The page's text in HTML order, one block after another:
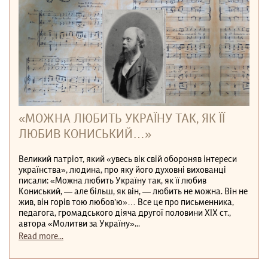
«МОЖНА ЛЮБИТЬ УКРАЇНУ ТАК, ЯК ЇЇ
ЛЮБИВ КОНИСЬКИЙ…»
Великий патріот, який «увесь вік свій обороняв інтереси
українства», людина, про яку його духовні вихованці
писали: «Можна любить Україну так, як її любив
Кониський, — але більш, як він, — любить не можна. Він не
жив, він горів тою любов’ю»… Все це про письменника,
педагога, громадського діяча другої половини ХІХ ст.,
автора «Молитви за Україну»...
Read more...